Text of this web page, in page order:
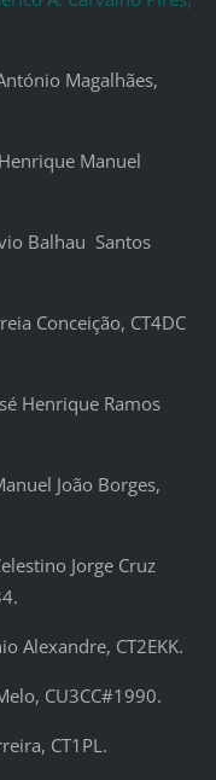
Magalhães,
Manuel
Balhau Santos
Conceição, CT4DC
Henrique Ramos
João Borges,
Jorge Cruz
Alexandre, CT2EKK.
CU3CC#1990.
CT1PL.